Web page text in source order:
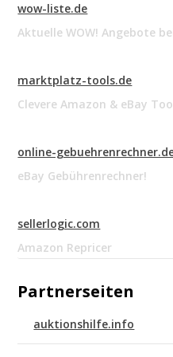
wow-liste.de
Aktuelle WOW! Angebote
marktplatz-tools.de
Clevere Amazon & eBay
online-
eBay Gebührenrechner!
sellerlogic.com
Amazon Repricer
Partnerseiten
auktionshilfe.info